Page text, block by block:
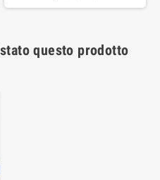
questo prodotto